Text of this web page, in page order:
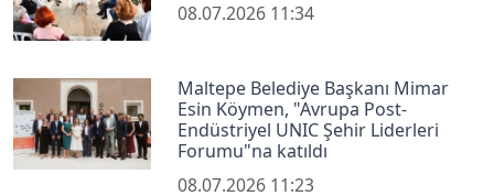
08.07.2026 11:34
Maltepe Belediye Başkanı Mimar
Esin Köymen, "Avrupa Post-
Endüstriyel UNIC Şehir Liderleri
Forumu"na katıldı
08.07.2026 11:23